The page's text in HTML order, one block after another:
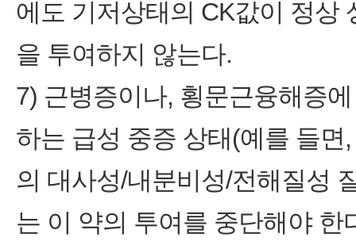
에도 기저상태의 CK값이 정상
을 투여하지 않는다.
7) 근병증이나, 횡문근융해증
하는 급성 중증 상태(예를 들
의 대사성/내분비성/전해질성
는 이 약의 투여를 중단해야 한